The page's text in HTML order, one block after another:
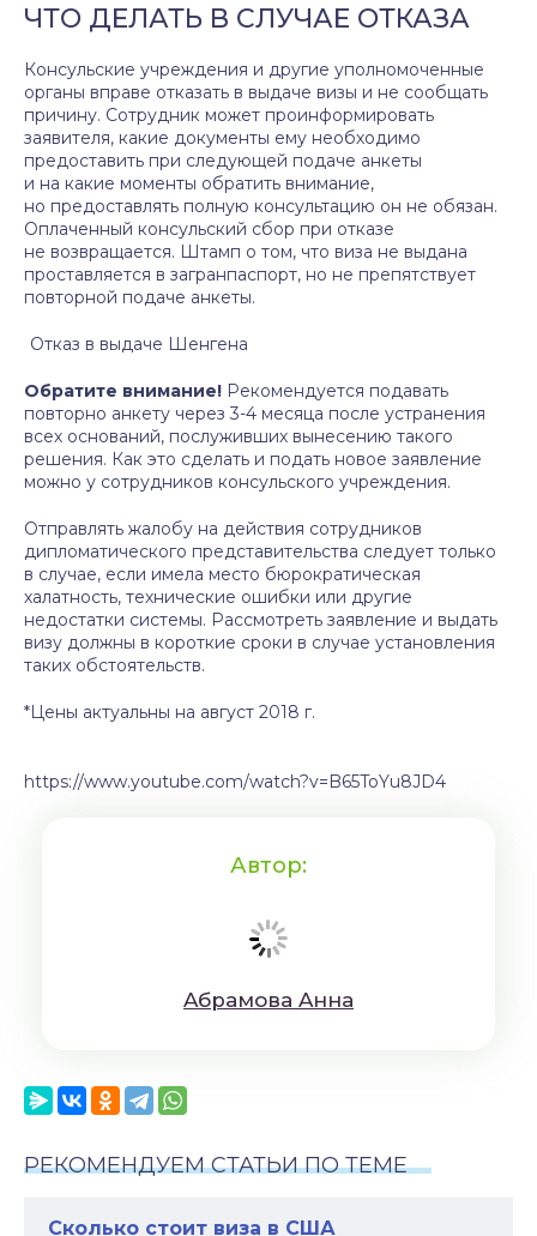
ЧТО ДЕЛАТЬ В СЛУЧАЕ ОТКАЗА
Консульские учреждения и другие уполномоченные
органы вправе отказать в выдаче визы и не сообщать
причину. Сотрудник может проинформировать
заявителя, какие документы ему необходимо
предоставить при следующей подаче анкеты
и на какие моменты обратить внимание,
но предоставлять полную консультацию он не обязан.
Оплаченный консульский сбор при отказе
не возвращается. Штамп о том, что виза не выдана
проставляется в загранпаспорт, но не препятствует
повторной подаче анкеты.
Отказ в выдаче Шенгена
Обратите внимание! Рекомендуется подавать
повторно анкету через 3-4 месяца после устранения
всех оснований, послуживших вынесению такого
решения. Как это сделать и подать новое заявление
можно у сотрудников консульского учреждения.
Отправлять жалобу на действия сотрудников
дипломатического представительства следует только
в случае, если имела место бюрократическая
халатность, технические ошибки или другие
недостатки системы. Рассмотреть заявление и выдать
визу должны в короткие сроки в случае установления
таких обстоятельств.
*Цены актуальны на август 2018 г.
https://www.youtube.com/watch?v=B65ToYu8JD4
Автор:
Aбрaмoвa Aннa
РЕКОМЕНДУЕМ СТАТЬИ ПО ТЕМЕ
Сколько стоит виза в США